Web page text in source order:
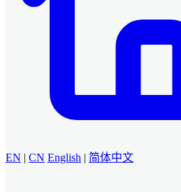
EN | CN English | 简体中文